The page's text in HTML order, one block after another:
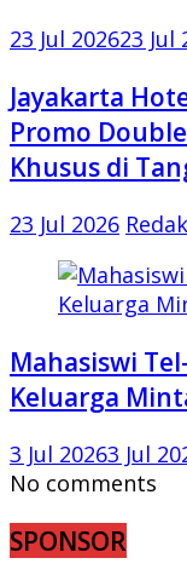
23 Jul 202623 Jul
Jayakarta
Promo
Khusus di
23 Jul 2026
Mahasiswi
Keluarga
3 Jul 20263 Jul
No comments
SPONSOR